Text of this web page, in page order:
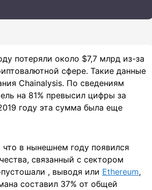
потеряли около $7,7 млрд из-за
сфере. Такие данные
Chainalysis. По сведениям
на 81% превысил цифры за
году эта сумма была еще
в нынешнем году появился
связанный с сектором
, выводя или Ethereum,
составил 37% от общей